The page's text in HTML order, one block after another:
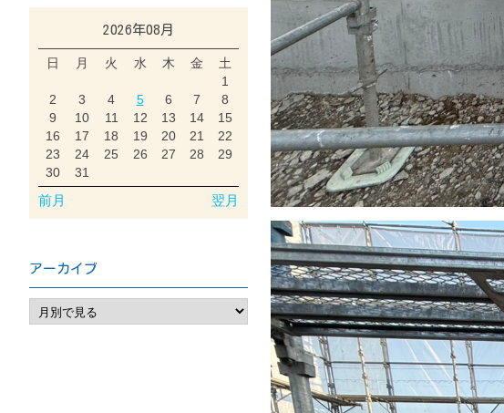
2026年08月
日 月 火 水 木 金
土
1
2
3 4 5 6 7
8
9
10 11 12 13 14
15
16
17 18 19 20 21
22
23
24 25 26 27 28
29
30
31
前月 翌月
アーカイブ